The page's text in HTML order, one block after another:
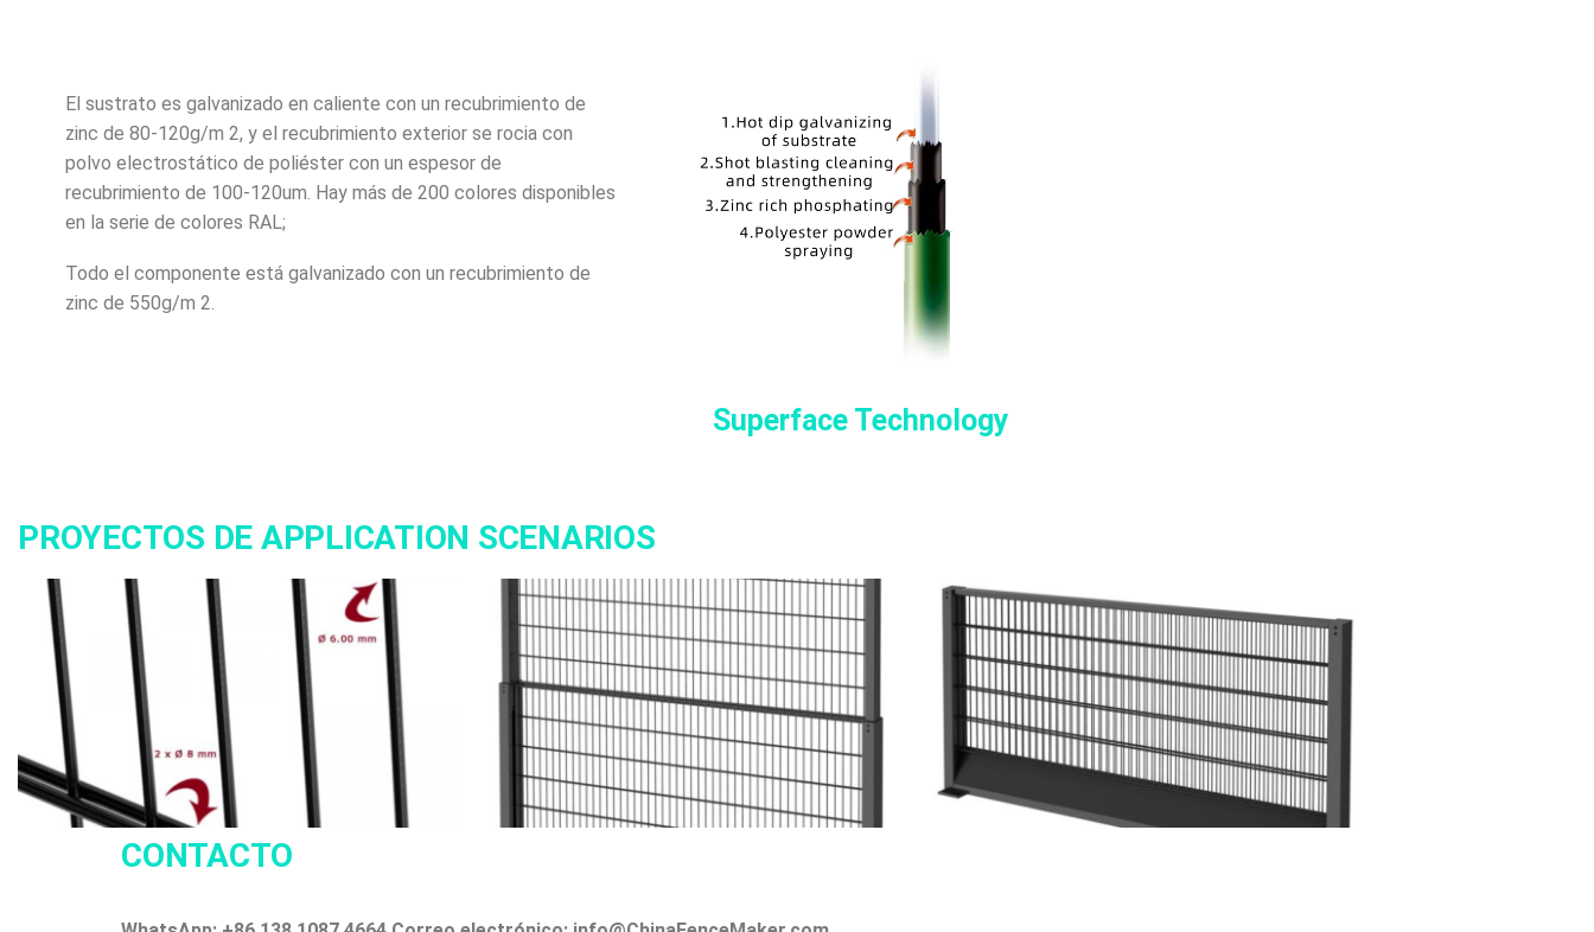
El sustrato es galvanizado en caliente con un recubrimiento de
zinc de 80-120g/m 2, y el recubrimiento exterior se rocia con
polvo electrostático de poliéster con un espesor de
recubrimiento de 100-120um. Hay más de 200 colores disponibles
en la serie de colores RAL;
Todo el componente está galvanizado con un recubrimiento de
zinc de 550g/m 2.
Superface Technology
PROYECTOS DE APPLICATION SCENARIOS
CONTACTO